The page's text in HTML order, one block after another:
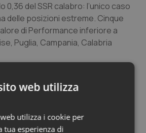
0,36 del SSR calabro: l’unico caso
delle posizioni estreme. Cinque
di Performance inferiore a
Puglia, Campania, Calabria
sei posizioni diventando
in quella intermedia. La
posizione restando comunque
web utilizza
utilizza i cookie per
tua esperienza di